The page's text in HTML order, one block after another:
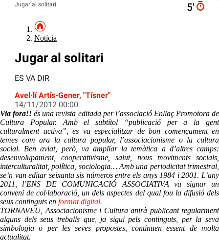
Jugar al solitari 5′
Notícia
Jugar al solitari
ES VA DIR
Avel·lí Artís-Gener, "Tísner"
14/11/2012 00:00
Via fora!! és una revista editada per l’associació Enllaç Promotora de
Cultura Popular. Amb el subtítol “publicació per a la gent
culturalment activa”, es va especialitzar de bon començament en
temes com ara la cultura popular, l’associacionisme o la cultura
social. Ben aviat, però, va ampliar la temàtica a d’altres camps:
desenvolupament, cooperativisme, salut, nous moviments socials,
interculturalitat, política, sociologia… Amb una periodicitat trimestral,
se’n van editar seixanta sis números entre els anys 1984 i 2001. L’any
2011, l’ENS DE COMUNICACIÓ ASSOCIATIVA va signar un
conveni de col·laboració, un dels aspectes del qual fou la difusió dels
seus continguts en format digital.
TORNAVEU, Associacionisme i Cultura anirà publicant regularment
alguns dels seus treballs que, ja sigui pels continguts, per la seva
simbologia o per les seves propostes, continuen essent de molta
actualitat.